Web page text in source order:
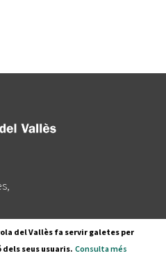
del Vallès fa servir galetes per
seus usuaris. Consulta més